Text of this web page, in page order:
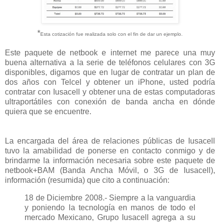
*Esta cotización fue realizada solo con el fin de dar un ejemplo.
Este paquete de netbook e internet me parece una muy
buena alternativa a la serie de teléfonos celulares con 3G
disponibles, digamos que en lugar de contratar un plan de
dos años con Telcel y obtener un iPhone, usted podría
contratar con Iusacell y obtener una de estas computadoras
ultraportátiles con conexión de banda ancha en dónde
quiera que se encuentre.
La encargada del área de relaciones públicas de Iusacell
tuvo la amabilidad de ponerse en contacto conmigo y de
brindarme la información necesaria sobre este paquete de
netbook+BAM (Banda Ancha Móvil, o 3G de Iusacell),
información (resumida) que cito a continuación:
18 de Diciembre 2008.- Siempre a la vanguardia
y poniendo la tecnología en manos de todo el
mercado Mexicano, Grupo Iusacell agrega a su